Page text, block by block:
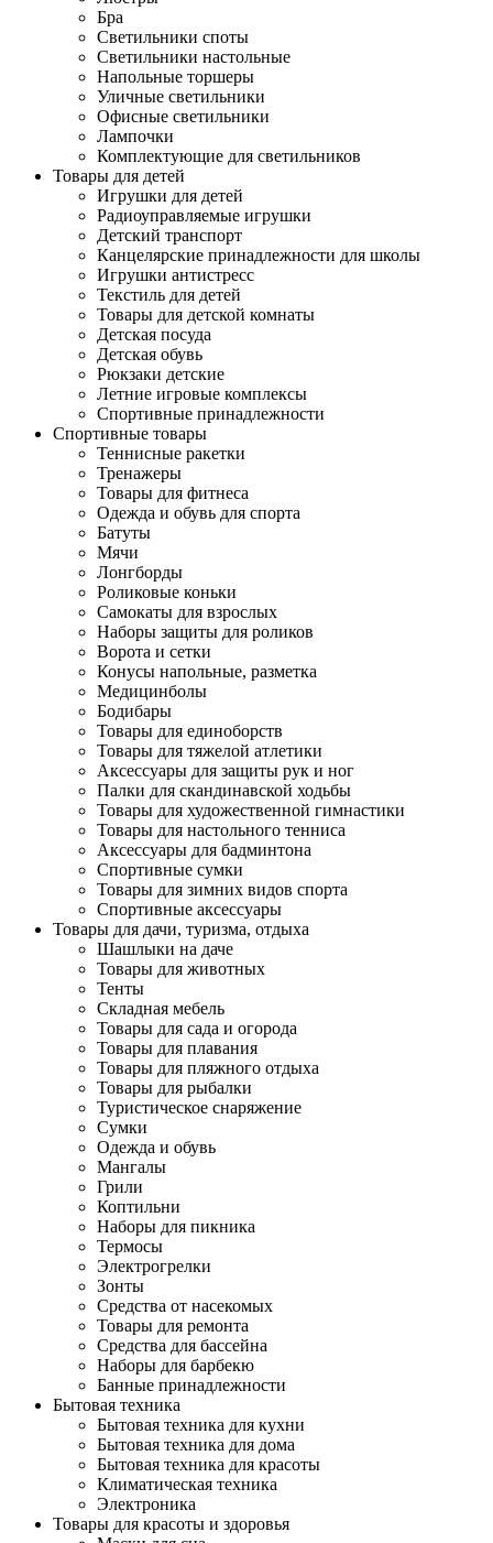
Бра
Светильники споты
Светильники настольные
Напольные торшеры
Уличные светильники
Офисные светильники
Лампочки
Комплектующие для светильников
Товары для детей
Игрушки для детей
Радиоуправляемые игрушки
Детский транспорт
Канцелярские принадлежности для школы
Игрушки антистресс
Текстиль для детей
Товары для детской комнаты
Детская посуда
Детская обувь
Рюкзаки детские
Летние игровые комплексы
Спортивные принадлежности
Спортивные товары
Теннисные ракетки
Тренажеры
Товары для фитнеса
Одежда и обувь для спорта
Батуты
Мячи
Лонгборды
Роликовые коньки
Самокаты для взрослых
Наборы защиты для роликов
Ворота и сетки
Конусы напольные, разметка
Медицинболы
Бодибары
Товары для единоборств
Товары для тяжелой атлетики
Аксессуары для защиты рук и ног
Палки для скандинавской ходьбы
Товары для художественной гимнастики
Товары для настольного тенниса
Аксессуары для бадминтона
Спортивные сумки
Товары для зимних видов спорта
Спортивные аксессуары
Товары для дачи, туризма, отдыха
Шашлыки на даче
Товары для животных
Тенты
Складная мебель
Товары для сада и огорода
Товары для плавания
Товары для пляжного отдыха
Товары для рыбалки
Туристическое снаряжение
Сумки
Одежда и обувь
Мангалы
Грили
Коптильни
Наборы для пикника
Термосы
Электрогрелки
Зонты
Средства от насекомых
Товары для ремонта
Средства для бассейна
Наборы для барбекю
Банные принадлежности
Бытовая техника
Бытовая техника для кухни
Бытовая техника для дома
Бытовая техника для красоты
Климатическая техника
Электроника
Товары для красоты и здоровья